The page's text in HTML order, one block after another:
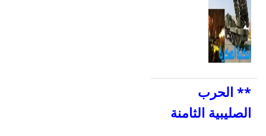
** الحرب
الصليبية الثامنة